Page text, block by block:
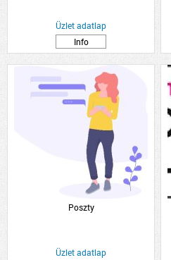
Üzlet adatlap
Info
Poszty
Üzlet adatlap